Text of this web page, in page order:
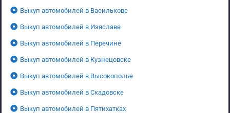
Выкуп автомобилей в Василькове
Выкуп автомобилей в Изяславе
Выкуп автомобилей в Перечине
Выкуп автомобилей в Кузнецовске
Выкуп автомобилей в Высокополье
Выкуп автомобилей в Скадовске
Выкуп автомобилей в Пятихатках